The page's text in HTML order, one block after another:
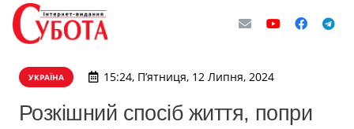
УКРАЇНА 15:24, П’ятниця, 12 Липня, 2024
Розкішний спосіб життя, попри